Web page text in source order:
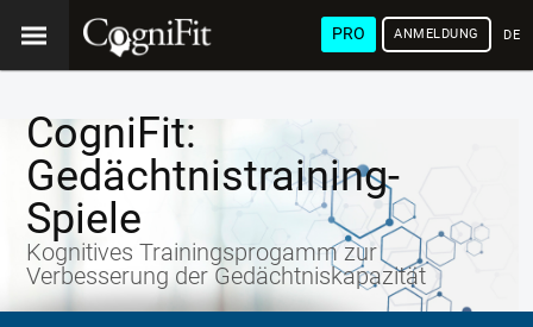
PRO ANMELDUNG
CogniFit:
Gedächtnistraining-
Spiele
Kognitives Trainingsprogamm zur
Verbesserung der Gedächtniskapazität